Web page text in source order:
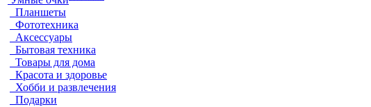
Планшеты
Фототехника
Аксессуары
Бытовая техника
Товары для дома
Красота и здоровье
Хобби и развлечения
Подарки